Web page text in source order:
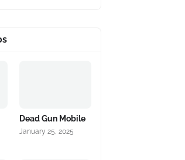
Dead Gun Mobile
January 25, 2025